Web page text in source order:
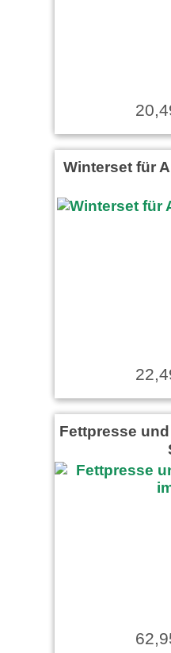
Winterset für
Fettpresse